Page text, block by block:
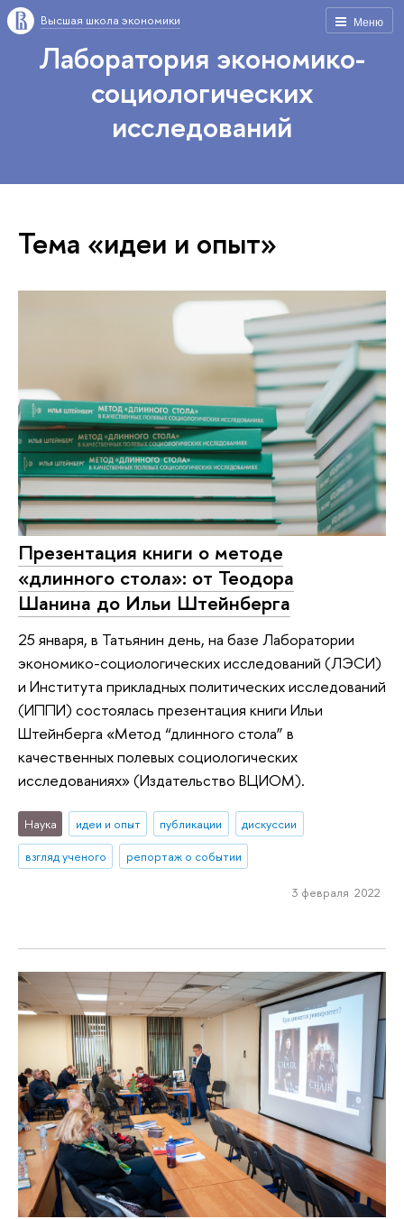
Меню
Высшая школа экономики
Лаборатория экономико-
социологических
исследований
Тема «идеи и опыт»
Презентация книги о методе
«длинного стола»: от Теодора
Шанина до Ильи Штейнберга
25 января, в Татьянин день, на базе Лаборатории
экономико-социологических исследований (ЛЭСИ)
и Института прикладных политических исследований
(ИППИ) состоялась презентация книги Ильи
Штейнберга «Метод “длинного стола” в
качественных полевых социологических
исследованиях» (Издательство ВЦИОМ).
Наука идеи и опыт публикации
дискуссии
взгляд ученого
репортаж о событии
3 февраля 2022